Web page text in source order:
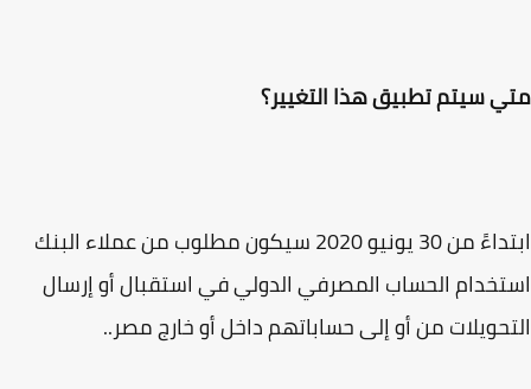
سيتم تطبيق هذا التغيير؟
ابتداءً من 30 يونيو 2020 سيكون مطلوب من عملاء البنك
الحساب المصرفي الدولي في استقبال أو إرسال
من أو إلى حساباتهم داخل أو خارج مصر..